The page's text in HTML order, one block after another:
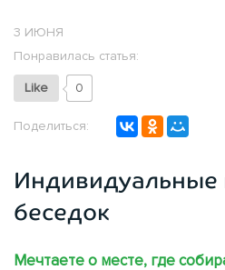
3 ИЮНЯ
Понравилась статья:
Like 0
Поделиться:
Индивидуальные
беседок
Мечтаете о месте, где